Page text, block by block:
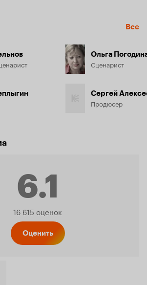
Все
Ольга
Сценарист
Сергей
Продюсер
6.1
Рейтинг
16 615 оценок
Оценить